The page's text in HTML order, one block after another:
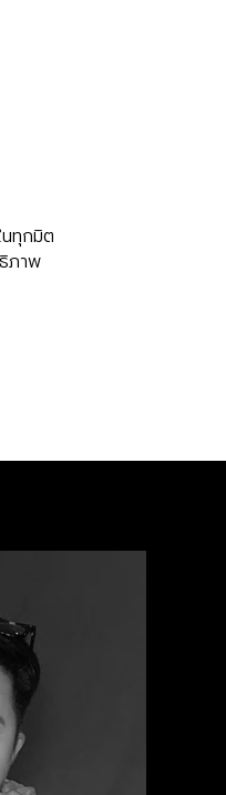
ทุกมิต
ภาพ